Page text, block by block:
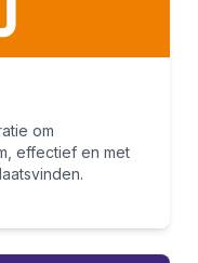
om
effectief en met